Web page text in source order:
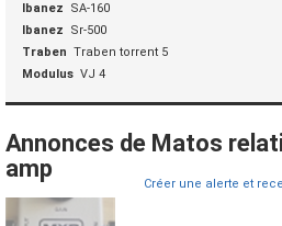
Ibanez
SA-160
Ibanez
Sr-500
Traben Traben torrent 5
Modulus VJ 4
Annonces de Matos
amp
Créer une alerte et